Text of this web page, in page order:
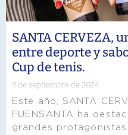
SANTA CERVEZA,
entre deporte y
Cup de tenis.
3 de septiembre de 2024
Este año, SANTA
FUENSANTA ha
grandes protagonistas